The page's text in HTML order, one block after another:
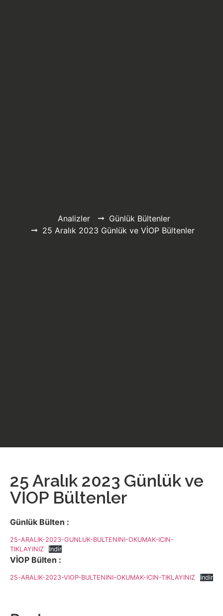
Analizler
Günlük Bültenler
25 Aralık 2023 Günlük ve VİOP Bültenler
25 Aralık 2023 Günlük ve
VİOP Bültenler
Günlük Bülten :
25-ARALIK-2023-GUNLUK-BULTENINI-OKUMAK-ICIN-
TIKLAYINIZ
İndir
VİOP Bülten :
25-ARALIK-2023-VIOP-BULTENINI-OKUMAK-ICIN-TIKLAYINIZ İndir